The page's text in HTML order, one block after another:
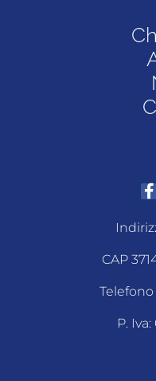
CAP
Telefono
P.